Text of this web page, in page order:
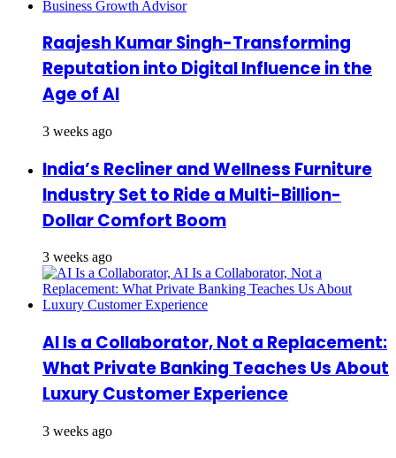
Raajesh Kumar Singh-Transforming
Reputation into Digital Influence in the
Age of AI
3 weeks ago
India’s Recliner and Wellness Furniture
Industry Set to Ride a Multi-Billion-
Dollar Comfort Boom
3 weeks ago
AI Is a Collaborator, Not a Replacement:
What Private Banking Teaches Us About
Luxury Customer Experience
3 weeks ago